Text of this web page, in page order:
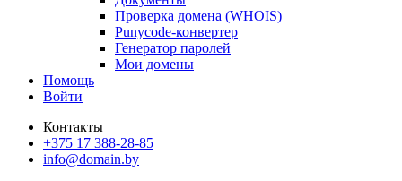
Проверка домена (WHOIS)
Punycode-конвертер
Генератор паролей
Мои домены
Помощь
Войти
Контакты
+375 17 388-28-85
info@domain.by